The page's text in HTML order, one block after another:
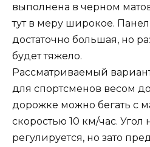
выполнена в черном
тут в меру широкое.
достаточно большая, но
будет тяжело.
Рассматриваемый
для спортсменов весом до
дорожке можно бегать с
скоростью 10 км/час. Угол
регулируется, но зато